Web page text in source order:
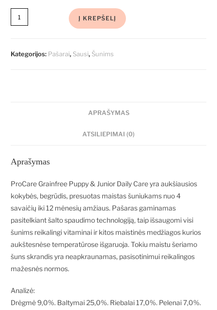
Į KREPŠELĮ
Kategorijos: Pašarai, Sausi, Šunims
APRAŠYMAS
ATSILIEPIMAI (0)
Aprašymas
ProCare Grainfree Puppy & Junior Daily Care yra aukšiausios
kokybės, begrūdis, presuotas maistas šuniukams nuo 4
savaičių iki 12 mėnesių amžiaus. Pašaras gaminamas
pasitelkiant šalto spaudimo technologiją, taip išsaugomi visi
šunims reikalingi vitaminai ir kitos maistinės medžiagos kurios
aukštesnėse temperatūrose išgaruoja. Tokiu maistu šeriamo
šuns skrandis yra neapkraunamas, pasisotinimui reikalingos
mažesnės normos.
Analizė:
Drėgmė 9,0%. Baltymai 25,0%. Riebalai 17,0%. Pelenai 7,0%.